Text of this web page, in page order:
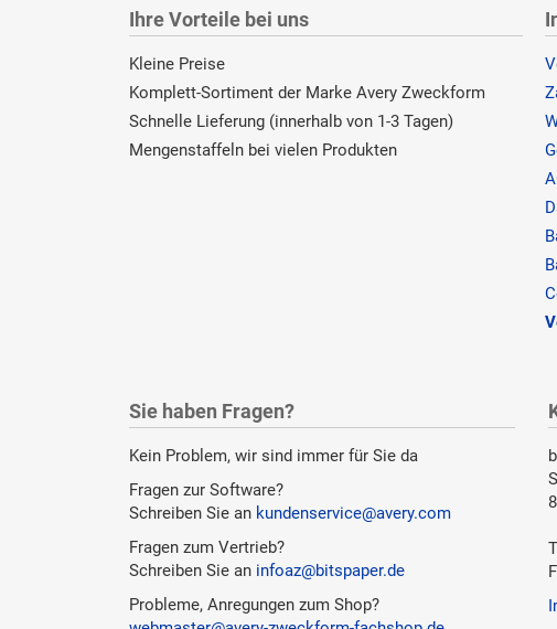
Ihre Vorteile bei uns
Kleine Preise
Komplett-Sortiment der Marke Avery Zweckform
Schnelle Lieferung (innerhalb von 1-3 Tagen)
Mengenstaffeln bei vielen Produkten
Sie haben Fragen?
Kein Problem, wir sind immer für Sie da
Fragen zur Software?
Schreiben Sie an kundenservice@avery.com
Fragen zum Vertrieb?
Schreiben Sie an infoaz@bitspaper.de
Probleme, Anregungen zum Shop?